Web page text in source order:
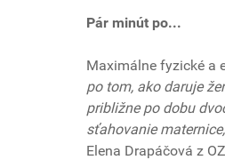
Pár minút po...
Maximálne fyzické a
po tom, ako daruje
približne po dobu
sťahovanie
Elena Drapáčová z